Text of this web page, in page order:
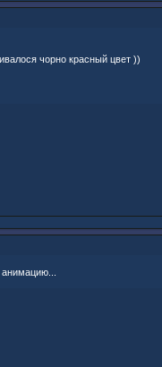
чорно красный цвет ))
анимацию...